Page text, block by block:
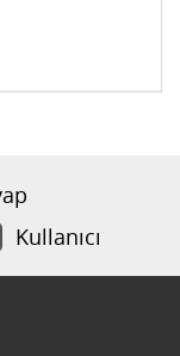
Kullanıcı